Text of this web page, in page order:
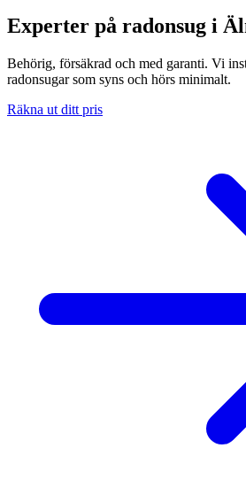
Experter på radonsug i
Behörig, försäkrad och med garanti. Vi
radonsugar som syns och hörs minimalt.
Räkna ut ditt pris